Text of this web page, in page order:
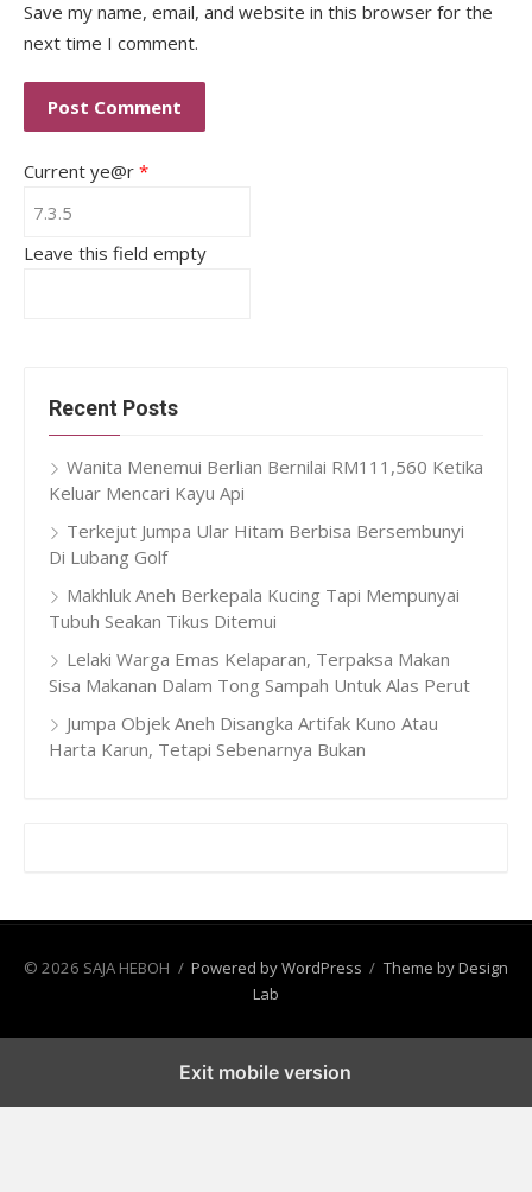
Save my name, email, and website in this browser for the
next time I comment.
Current ye@r *
Leave this field empty
Recent Posts
Wanita Menemui Berlian Bernilai RM111,560 Ketika
Keluar Mencari Kayu Api
Terkejut Jumpa Ular Hitam Berbisa Bersembunyi
Di Lubang Golf
Makhluk Aneh Berkepala Kucing Tapi Mempunyai
Tubuh Seakan Tikus Ditemui
Lelaki Warga Emas Kelaparan, Terpaksa Makan
Sisa Makanan Dalam Tong Sampah Untuk Alas Perut
Jumpa Objek Aneh Disangka Artifak Kuno Atau
Harta Karun, Tetapi Sebenarnya Bukan
© 2026 SAJA HEBOH / Powered by WordPress / Theme by Design
Lab
Exit mobile version